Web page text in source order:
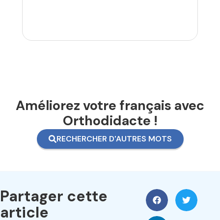
Améliorez votre français avec
Orthodidacte !
RECHERCHER D'AUTRES MOTS
Partager cette
article